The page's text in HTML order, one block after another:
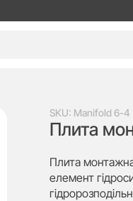
SKU: Manifold 6-4
Плита
Плита
елемент